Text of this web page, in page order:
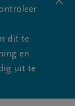
dit te
en
uit te